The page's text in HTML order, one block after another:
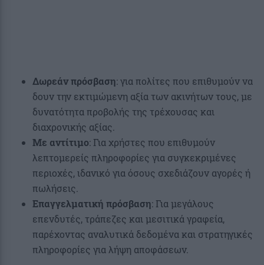
Δωρεάν πρόσβαση: για πολίτες που επιθυμούν να
δουν την εκτιμώμενη αξία των ακινήτων τους, με
δυνατότητα προβολής της τρέχουσας και
διαχρονικής αξίας.
Με αντίτιμο: Για χρήστες που επιθυμούν
λεπτομερείς πληροφορίες για συγκεκριμένες
περιοχές, ιδανικό για όσους σχεδιάζουν αγορές ή
πωλήσεις.
Επαγγελματική πρόσβαση: Για μεγάλους
επενδυτές, τράπεζες και μεσιτικά γραφεία,
παρέχοντας αναλυτικά δεδομένα και στρατηγικές
πληροφορίες για λήψη αποφάσεων.